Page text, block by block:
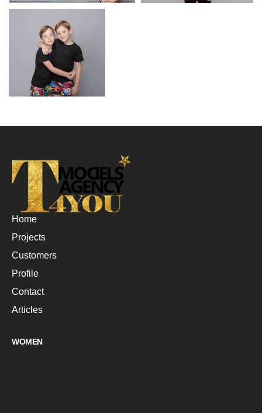
Home
Projects
Customers
Profile
Contact
Articles
WOMEN